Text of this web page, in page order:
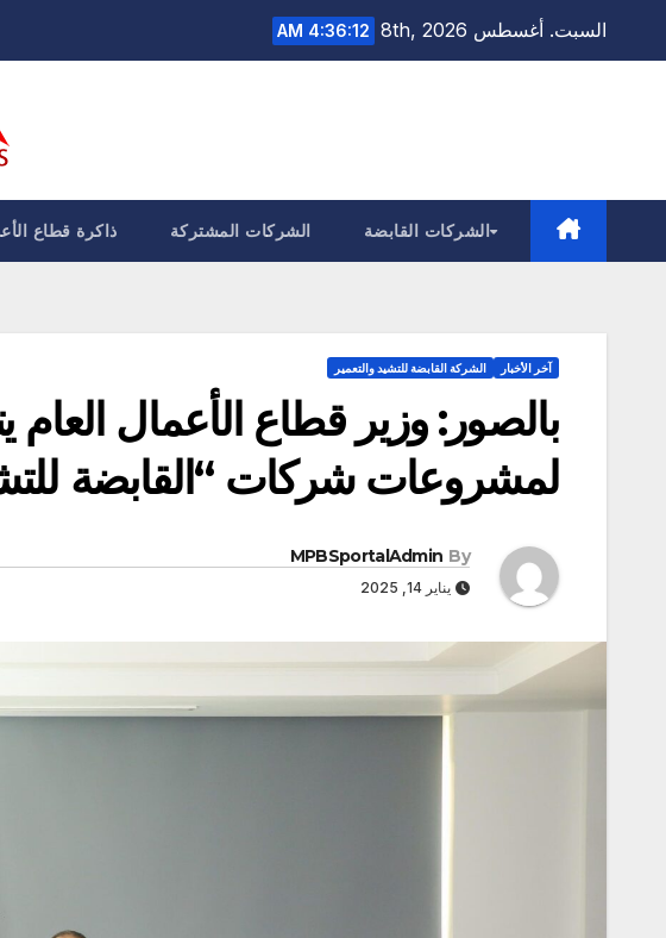
السبت. أغسطس 8th, 2026 4:36:14 AM
الشركات القابضة الشركات المشتركة ذاكرة قطاع
آخر الأخبار الشركة القابضة للتشيد والتعمير
بالصور: وزير قطاع الأعمال العام
لمشروعات شركات “القابضة
By
MPBSportalAdmin
يناير 14, 2025